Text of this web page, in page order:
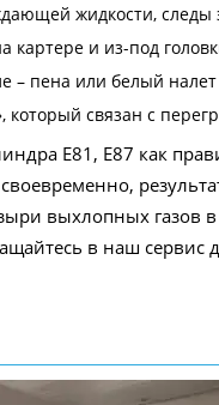
жидкости,
картере и из-под
– пена или белый
который связан с
E81, E87 как
выхлопных
в наш сервис